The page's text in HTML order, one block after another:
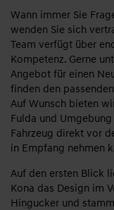
Wann immer Sie
wenden Sie sich
Team verfügt über
Kompetenz. Gerne
Angebot für einen
finden den
Auf Wunsch bieten
Fulda und
Fahrzeug direkt vor
in Empfang nehmen
Auf den ersten Blick
Kona das Design im
Hingucker und